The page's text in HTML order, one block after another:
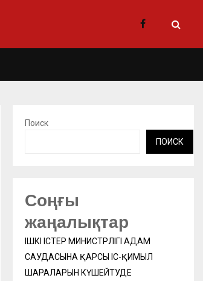
Поиск
ПОИСК
Соңғы
жаңалықтар
ІШКІ ІСТЕР МИНИСТРЛІГІ АДАМ
САУДАСЫНА ҚАРСЫ ІС-ҚИМЫЛ
ШАРАЛАРЫН КҮШЕЙТУДЕ